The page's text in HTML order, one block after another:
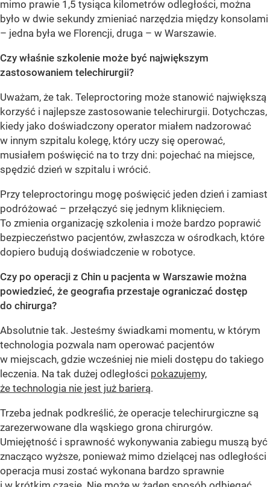
mimo prawie 1,5 tysiąca kilometrów odległości, można
było w dwie sekundy zmieniać narzędzia między konsolami
– jedna była we Florencji, druga – w Warszawie.
Czy właśnie szkolenie może być największym
zastosowaniem telechirurgii?
Uważam, że tak. Teleproctoring może stanowić największą
korzyść i najlepsze zastosowanie telechirurgii. Dotychczas,
kiedy jako doświadczony operator miałem nadzorować
w innym szpitalu kolegę, który uczy się operować,
musiałem poświęcić na to trzy dni: pojechać na miejsce,
spędzić dzień w szpitalu i wrócić.
Przy teleproctoringu mogę poświęcić jeden dzień i zamiast
podróżować – przełączyć się jednym kliknięciem.
To zmienia organizację szkolenia i może bardzo poprawić
bezpieczeństwo pacjentów, zwłaszcza w ośrodkach, które
dopiero budują doświadczenie w robotyce.
Czy po operacji z Chin u pacjenta w Warszawie można
powiedzieć, że geografia przestaje ograniczać dostęp
do chirurga?
Absolutnie tak. Jesteśmy świadkami momentu, w którym
technologia pozwala nam operować pacjentów
w miejscach, gdzie wcześniej nie mieli dostępu do takiego
leczenia. Na tak dużej odległości pokazujemy,
że technologia nie jest już barierą.
Trzeba jednak podkreślić, że operacje telechirurgiczne są
zarezerwowane dla wąskiego grona chirurgów.
Umiejętność i sprawność wykonywania zabiegu muszą być
znacząco wyższe, ponieważ mimo dzielącej nas odległości
operacja musi zostać wykonana bardzo sprawnie